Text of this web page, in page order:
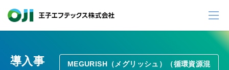
導入事
MEGURISH（メグリッシュ）（循環資源混